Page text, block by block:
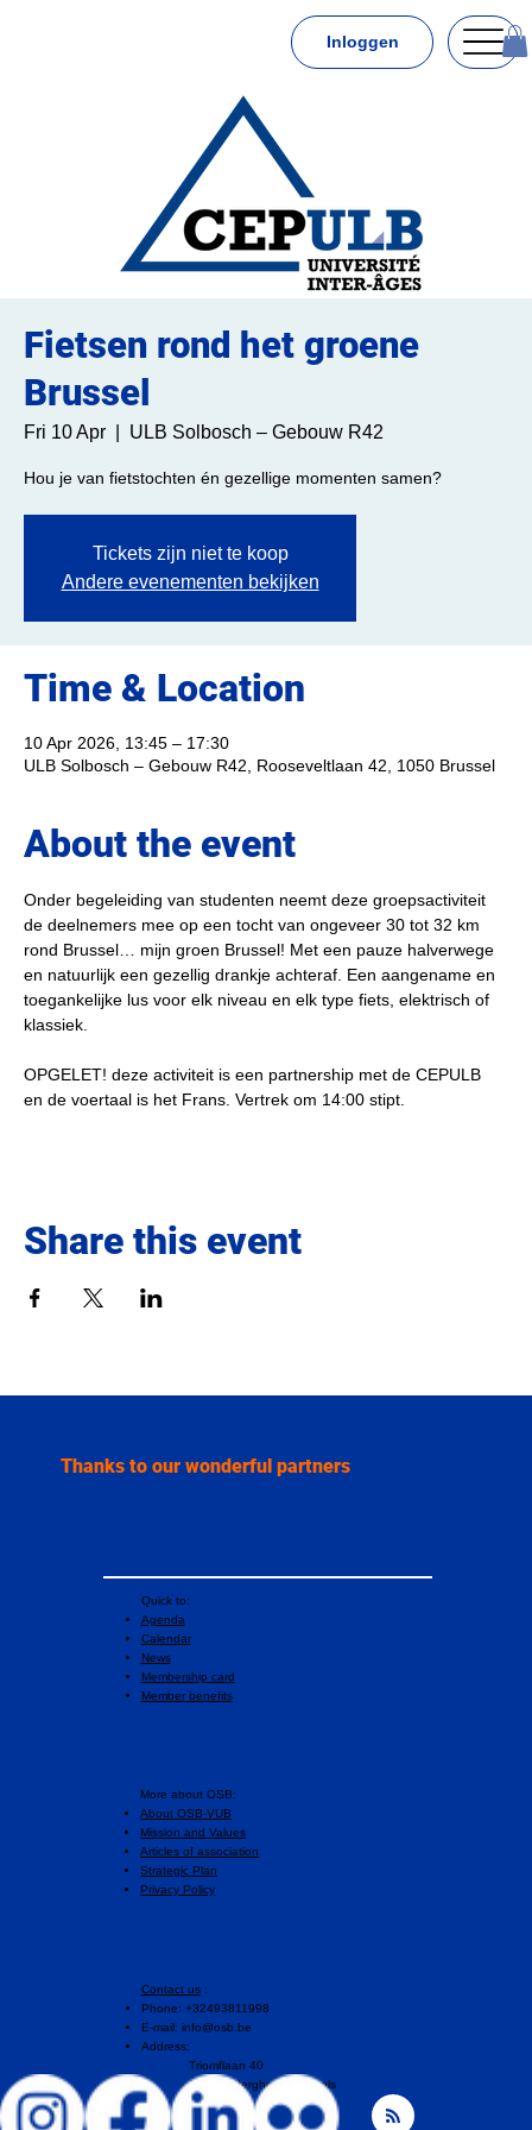
Inloggen
Fietsen rond het groene
Brussel
Fri 10 Apr ULB Solbosch – Gebouw R42
Hou je van fietstochten én gezellige momenten samen?
Tickets zijn niet te koop
Andere evenementen bekijken
Time & Location
10 Apr 2026, 13:45 – 17:30
ULB Solbosch – Gebouw R42, Rooseveltlaan 42, 1050 Brussel
About the event
Onder begeleiding van studenten neemt deze groepsactiviteit
de deelnemers mee op een tocht van ongeveer 30 tot 32 km
rond Brussel… mijn groen Brussel! Met een pauze halverwege
en natuurlijk een gezellig drankje achteraf. Een aangename en
toegankelijke lus voor elk niveau en elk type fiets, elektrisch of
klassiek.
OPGELET! deze activiteit is een partnership met de CEPULB
en de voertaal is het Frans. Vertrek om 14:00 stipt.
Share this event
Thanks to our wonderful partners
Quick to:
Agenda
Calendar
News
Membership card
Member benefits
More about OSB:
About OSB-VUB
Mission and Values
Articles of association
Strategic Plan
Privacy Policy
Contact us:
Phone: +32493811998
E-mail: info@osb.be
Address:
Triomflaan 40
1160 Auderghem, Brussels